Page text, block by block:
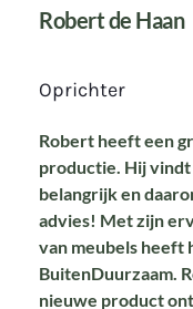
Robert de Haan
Oprichter
Robert heeft een
productie. Hij
belangrijk en
advies! Met zijn
van meubels heeft
BuitenDuurzaam.
nieuwe product